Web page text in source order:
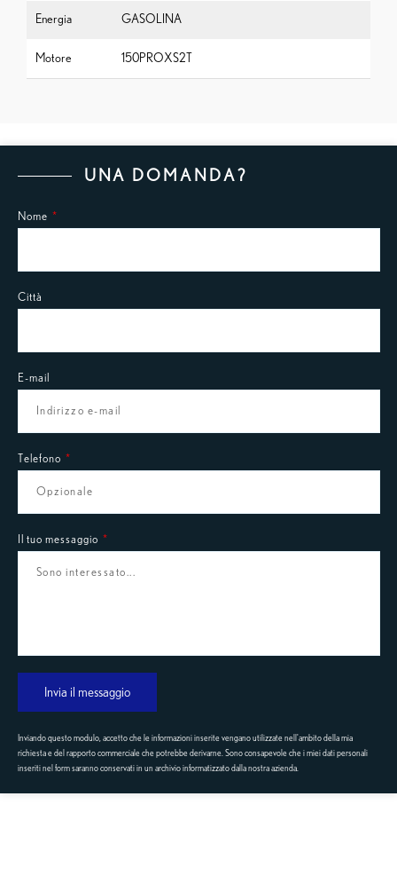
Energia GASOLINA
Motore 150PROXS2T
UNA DOMANDA?
Nome
Città
E-mail
Telefono
Il tuo messaggio
Invia il messaggio
Inviando questo modulo, accetto che le informazioni inserite vengano utilizzate nell'ambito della mia
richiesta e del rapporto commerciale che potrebbe derivarne. Sono consapevole che i miei dati personali
inseriti nel form saranno conservati in un archivio informatizzato dalla nostra azienda.